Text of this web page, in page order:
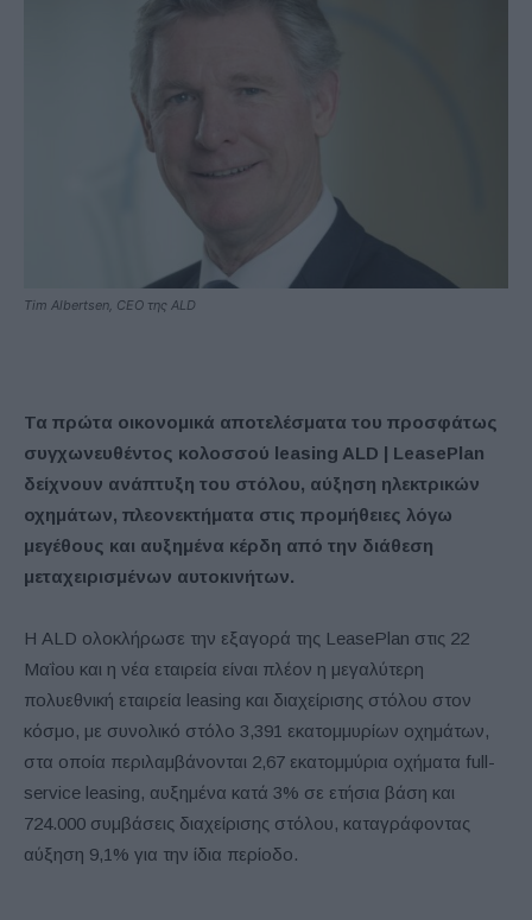
Tim Albertsen, CEO της ALD
Τα πρώτα οικονομικά αποτελέσματα του προσφάτως
συγχωνευθέντος κολοσσού leasing ALD | LeasePlan
δείχνουν ανάπτυξη του στόλου, αύξηση ηλεκτρικών
οχημάτων, πλεονεκτήματα στις προμήθειες λόγω
μεγέθους και αυξημένα κέρδη από την διάθεση
μεταχειρισμένων αυτοκινήτων.
Η ALD ολοκλήρωσε την εξαγορά της LeasePlan στις 22
Μαΐου και η νέα εταιρεία είναι πλέον η μεγαλύτερη
πολυεθνική εταιρεία leasing και διαχείρισης στόλου στον
κόσμο, με συνολικό στόλο 3,391 εκατομμυρίων οχημάτων,
στα οποία περιλαμβάνονται 2,67 εκατομμύρια οχήματα full-
service leasing, αυξημένα κατά 3% σε ετήσια βάση και
724.000 συμβάσεις διαχείρισης στόλου, καταγράφοντας
αύξηση 9,1% για την ίδια περίοδο.